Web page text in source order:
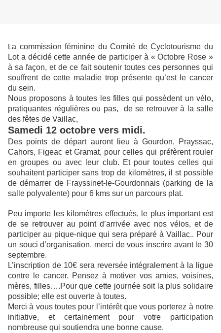
La commission féminine du Comité de Cyclotourisme du
Lot a décidé cette année de participer à « Octobre Rose »
à sa façon, et de ce fait soutenir toutes ces personnes qui
souffrent de cette maladie trop présente qu’est le cancer
du sein.
Nous proposons à toutes les filles qui possèdent un vélo,
pratiquantes régulières ou pas, de se retrouver à la salle
des fêtes de Vaillac,
Samedi 12 octobre vers midi.
Des points de départ auront lieu à Gourdon, Prayssac,
Cahors, Figeac et Gramat, pour celles qui préfèrent rouler
en groupes ou avec leur club. Et pour toutes celles qui
souhaitent participer sans trop de kilomètres, il st possible
de démarrer de Frayssinet-le-Gourdonnais (parking de la
salle polyvalente) pour 6 kms sur un parcours plat.
Peu importe les kilomètres effectués, le plus important est
de se retrouver au point d’arrivée avec nos vélos, et de
participer au pique-nique qui sera préparé à Vaillac.. Pour
un souci d’organisation, merci de vous inscrire avant le 30
septembre.
L’inscription de 10€ sera reversée intégralement à la ligue
contre le cancer. Pensez à motiver vos amies, voisines,
mères, filles….Pour que cette journée soit la plus solidaire
possible; elle est ouverte à toutes.
Merci à vous toutes pour l’intérêt que vous porterez à notre
initiative, et certainement pour votre participation
nombreuse qui soutiendra une bonne cause.